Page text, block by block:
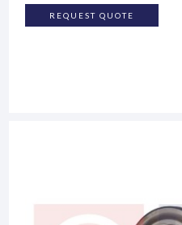
REQUEST QUOTE